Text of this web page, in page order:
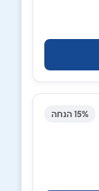
15% הנחה